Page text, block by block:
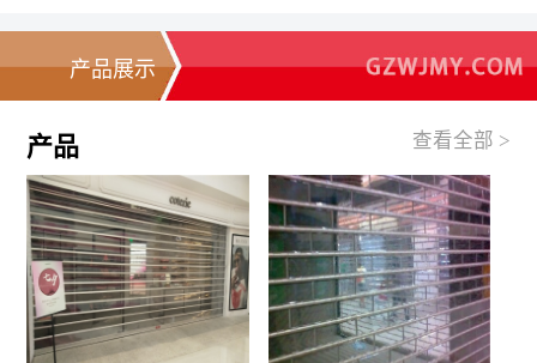
产品展示
产品 查看全部 >